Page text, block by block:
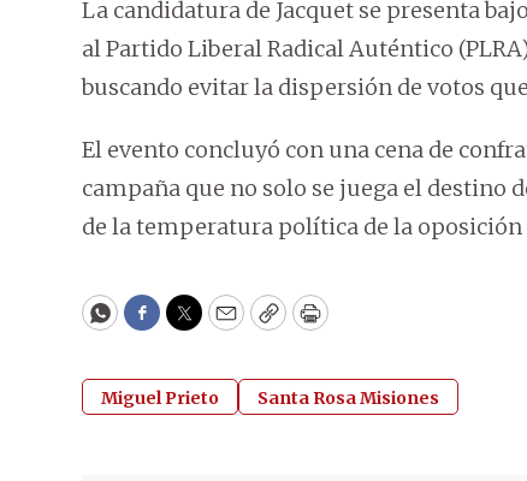
La candidatura de Jacquet se presenta
al Partido Liberal Radical Auténtico
buscando evitar la dispersión de votos
El evento concluyó con una cena de
campaña que no solo se juega el destino
de la temperatura política de la oposición
WhatsApp
Facebook
Twitter
EmailCopyPrint
Miguel Prieto Santa Rosa Misiones